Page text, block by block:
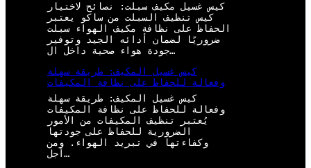
كيس غسيل مكيف سبلت: نصائح لاختيار
كيس تنظيف السبلت من ساكو يعتبر
الحفاظ على نظافة مكيف الهواء سبلت
ضروريًا لضمان أدائه الجيد وتوفير
جودة هواء صحية داخل ال…
كيس غسيل المكيف: طريقة سهلة
وفعالة للحفاظ على نظافة المكيفات
كيس غسيل المكيف: طريقة سهلة
وفعالة للحفاظ على نظافة المكيفات
يُعتبر تنظيف المكيفات من الأمور
الضرورية للحفاظ على جودتها
وكفاءتها في تبريد الهواء. ومن
أجل…